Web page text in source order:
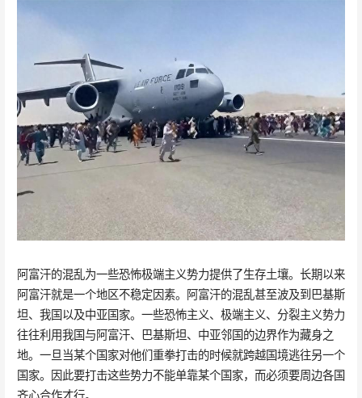
阿富汗的混乱为一些恐怖极端主义势力提供了生存土壤。长期以来
阿富汗就是一个地区不稳定因素。阿富汗的混乱甚至波及到巴基斯
坦、我国以及中亚国家。一些恐怖主义、极端主义、分裂主义势力
往往利用我国与阿富汗、巴基斯坦、中亚邻国的边界作为藏身之
地。一旦当某个国家对他们重拳打击的时候就跨越国境逃往另一个
国家。因此要打击这些势力不能单靠某个国家，而必须要周边各国